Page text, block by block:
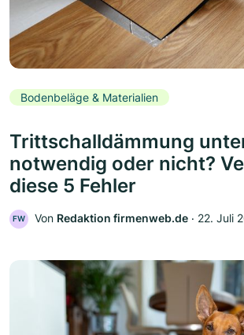
Bodenbeläge & Materialien
Trittschalldämmung
notwendig oder nicht?
diese 5 Fehler
FW Von Redaktion firmenweb.de ‧ 22. Juli